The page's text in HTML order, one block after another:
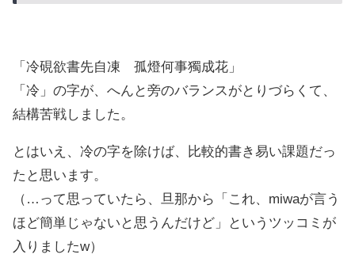
「冷硯欲書先自凍 孤燈何事獨成花」
「冷」の字が、へんと旁のバランスがとりづらくて、
結構苦戦しました。
とはいえ、冷の字を除けば、比較的書き易い課題だっ
たと思います。
（…って思っていたら、旦那から「これ、miwaが言う
ほど簡単じゃないと思うんだけど」というツッコミが
入りましたw）